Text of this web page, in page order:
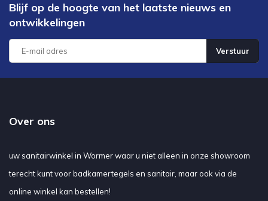
Blijf op de hoogte van het laatste nieuws en
ontwikkelingen
Verstuur
Over ons
uw sanitairwinkel in Wormer waar u niet alleen in onze showroom
terecht kunt voor badkamertegels en sanitair, maar ook via de
online winkel kan bestellen!